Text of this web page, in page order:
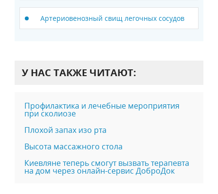
Артериовенозный свищ легочных сосудов
У НАС ТАКЖЕ ЧИТАЮТ:
Профилактика и лечебные мероприятия
при сколиозе
Плохой запах изо рта
Высота массажного стола
Киевляне теперь смогут вызвать терапевта
на дом через онлайн-сервис ДоброДок